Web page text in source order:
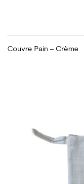
Couvre Pain – Crème